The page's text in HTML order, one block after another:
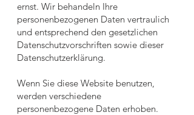
ernst. Wir behandeln Ihre
personenbezogenen Daten vertraulich
und entsprechend den gesetzlichen
Datenschutzvorschriften sowie dieser
Datenschutzerklärung.
Wenn Sie diese Website benutzen,
werden verschiedene
personenbezogene Daten erhoben.